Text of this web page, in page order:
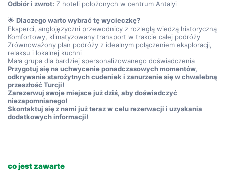
Odbiór i zwrot: Z hoteli położonych w centrum Antalyi
🌟 Dlaczego warto wybrać tę wycieczkę?
Eksperci, anglojęzyczni przewodnicy z rozległą wiedzą historyczną
Komfortowy, klimatyzowany transport w trakcie całej podróży
Zrównoważony plan podróży z idealnym połączeniem eksploracji,
relaksu i lokalnej kuchni
Mała grupa dla bardziej spersonalizowanego doświadczenia
Przygotuj się na uchwycenie ponadczasowych momentów,
odkrywanie starożytnych cudeniek i zanurzenie się w chwalebną
przeszłość Turcji!
Zarezerwuj swoje miejsce już dziś, aby doświadczyć
niezapomnianego!
Skontaktuj się z nami już teraz w celu rezerwacji i uzyskania
dodatkowych informacji!
co jest zawarte